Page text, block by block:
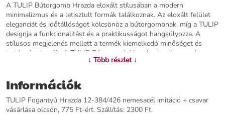
A TULIP Bútorgomb Hrazda eloxált stílusában a modern
minimalizmus és a letisztult formák találkoznak. Az eloxált felület
eleganciát és időtállóságot kölcsönöz a bútorgombnak, míg a TULIP
designja a funkcionalitást és a praktikusságot hangsúlyozza. A
stílusos megjelenés mellett a termék kiemelkedő minőséget és
tartósságot nyújt. A TULIP Bútorgomb Hrazda eloxált a modern
lakberendezési stílus kedvelőinek ideális választása lehet, akik
↓ Több részlet ↓
Információk
TULIP Fogantyú Hrazda 12-384/426 nemesacél imitáció + csavar
vásárlása olcsón, 775 Ft-ért. Szállítás: 2300 Ft.